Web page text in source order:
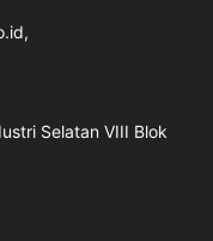
Selatan VIII Blok